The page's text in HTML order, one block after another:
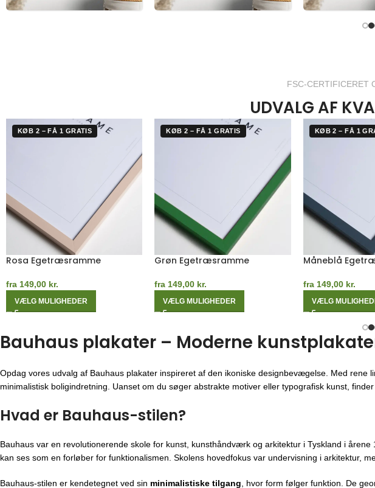
FSC-CERTIFICERET
UDVALG AF
KØB 2 – FÅ 1 GRATIS
Rosa Egetræsramme
fra 149,00 kr.
VÆLG MULIGHEDER
KØB 2 – FÅ 1 GRATIS
Grøn Egetræsramme
fra149,00 kr.
VÆLG MULIGHEDER
KØB 2 – FÅ 1
Måneblå
fra 149,00 kr.
VÆLG
Bauhaus plakater – Moderne
Opdag vores udvalg af Bauhaus plakater inspireret af den ikoniske designbevægelse. Med
minimalistisk boligindretning. Uanset om du søger abstrakte motiver eller typografisk kunst,
Hvad er Bauhaus-stilen?
Bauhaus var en revolutionerende skole for kunst, kunsthåndværk og arkitektur i Tyskland i
kan ses som en forløber for funktionalismen. Skolens hovedfokus var undervisning i arkitektur,
Bauhaus-stilen er kendetegnet ved sin minimalistiske tilgang, hvor form følger funktion. De